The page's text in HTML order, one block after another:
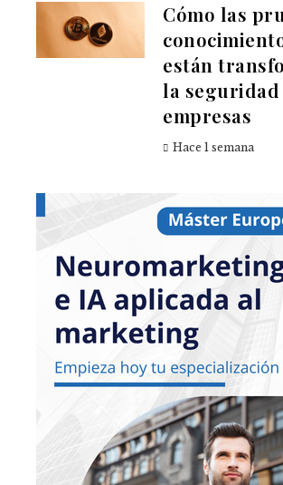
Cómo las
están
la seguridad
empresas
Hace 1 semana